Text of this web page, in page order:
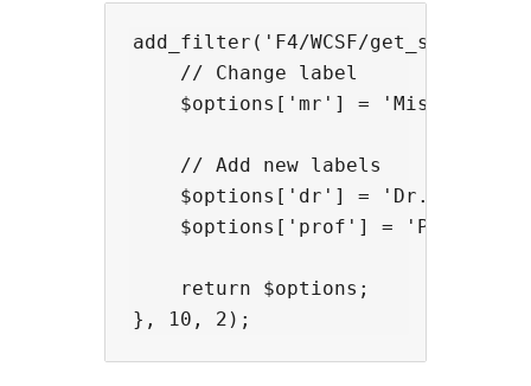
add_filter('F4/WCSF/
    // Change label
    $options['mr'] = 'Mister';
    // Add new labels
    $options['dr'] = 'Dr.';
    $options['prof'] = 'Prof.';
    return $options;